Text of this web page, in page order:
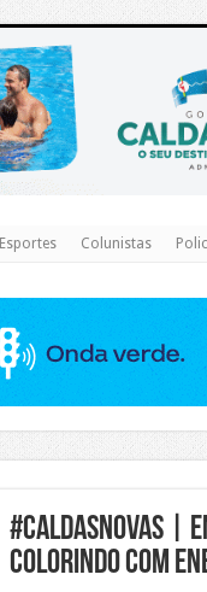
https://
Esportes Colunistas
#caldasnovas |
colorindo com